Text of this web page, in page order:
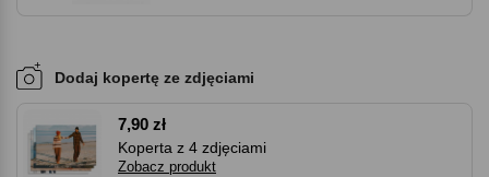
Dodaj kopertę ze zdjęciami
7,90 zł
Koperta z 4 zdjęciami
Zobacz produkt